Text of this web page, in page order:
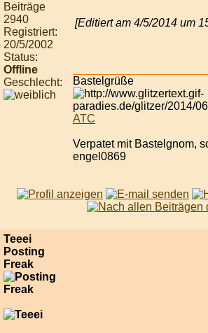
Beiträge
2940
Registriert:
20/5/2002
Status:
Offline
Geschlecht:
[Editiert am 4/5/2014 um
Bastelgrüße
ATC
Verpatet mit Bastelgnom,
engel0869
Teeei
Posting
Freak